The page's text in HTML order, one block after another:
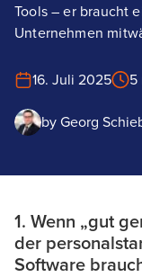
Tools – er braucht
Unternehmen
16. Juli 2025 5
by Georg
1. Wenn „gut
der
Software